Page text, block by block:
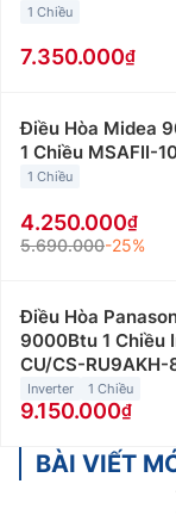
1 Chiều
7.350.000
Điều Hòa Midea
1 Chiều MSAFII-
1 Chiều
4.250.000
5.690.000-25%
Điều Hòa
9000Btu 1 Chiều
CU/CS-RU9AKH-
Inverter 1 Chiều
9.150.000
BÀI VIẾT